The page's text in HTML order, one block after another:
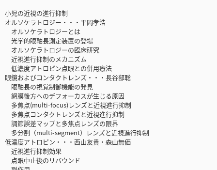
小児の近視の進行抑制
オルソケラトロジー・・・平岡孝浩
オルソケラトロジーとは
光学的眼軸長測定装置の登場
オルソケラトロジーの臨床研究
近視進行抑制のメカニズム
低濃度アトロピン点眼との併用療法
眼鏡およびコンタクトレンズ・・・長谷部聡
眼軸長の視覚制御機能の発見
網膜後方へのデフォーカスが生じる原因
多焦点(multi-focus)レンズと近視進行抑制
多焦点コンタクトレンズと近視進行抑制
調節誤差マップと多焦点レンズの限界
多分割（multi-segment）レンズと近視進行抑制
低濃度アトロピン・・・西山友貴・森山無価
近視進行抑制効果
点眼中止後のリバウンド